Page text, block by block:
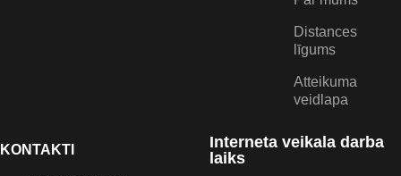
KONTAKTI
Distances
līgums
Atteikuma
veidlapa
Interneta veikala darba
laiks